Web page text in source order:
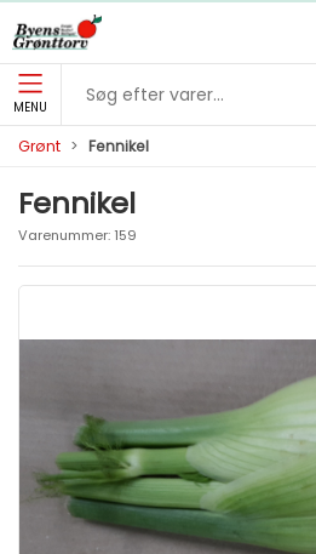
MENU
Grønt Fennikel
Fennikel
Varenummer:159